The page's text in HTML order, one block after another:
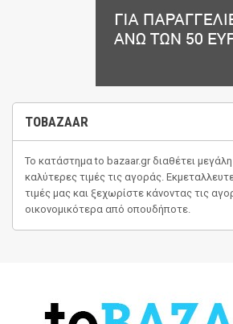
TOBAZAAR
Το κατάστημαto bazaar.grδιαθέτει μεγάλη
καλύτερες τιμές τις αγοράς.
τιμές μας και ξεχωρίστε κάνοντας τις
οικονομικότερα από οπουδήποτε.